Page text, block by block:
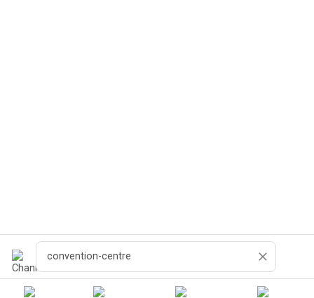
Zoeken